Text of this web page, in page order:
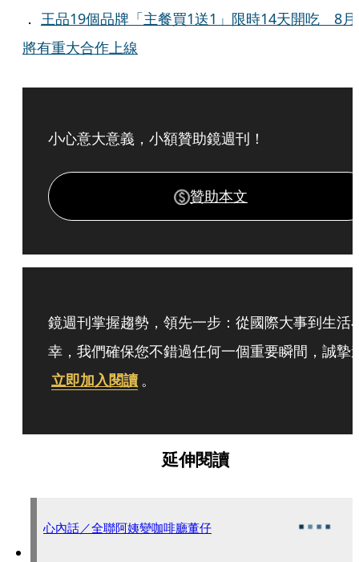
． 王品19個品牌「主餐買1送1」限時14天開吃 8月
將有重大合作上線
小心意大意義，小額贊助鏡週刊！
贊助本文
鏡週刊掌握趨勢，領先一步：從國際大事到生活
幸，我們確保您不錯過任何一個重要瞬間，誠摯
立即加入閱讀 。
延伸閱讀
心內話／全聯阿姨變咖啡廳董仔